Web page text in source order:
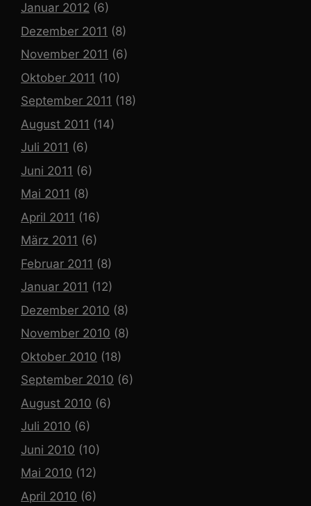
Januar 2012 (6)
Dezember 2011 (8)
November 2011 (6)
Oktober 2011 (10)
September 2011 (18)
August 2011 (14)
Juli 2011 (6)
Juni 2011 (6)
Mai 2011 (8)
April 2011 (16)
März 2011 (6)
Februar 2011 (8)
Januar 2011 (12)
Dezember 2010 (8)
November 2010 (8)
Oktober 2010 (18)
September 2010 (6)
August 2010 (6)
Juli 2010 (6)
Juni 2010 (10)
Mai 2010 (12)
April 2010 (6)